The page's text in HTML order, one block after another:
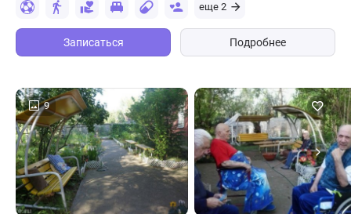
еще 2
Записаться Подробнее
9